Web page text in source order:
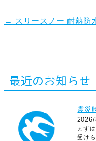
← スリースノー 耐熱防
最近のお知らせ
震災
まず
受け